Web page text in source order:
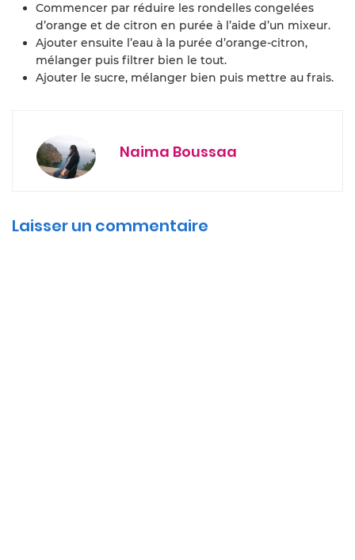
Commencer par réduire les rondelles congelées
d’orange et de citron en purée à l’aide d’un mixeur.
Ajouter ensuite l’eau à la purée d’orange-citron,
mélanger puis filtrer bien le tout.
Ajouter le sucre, mélanger bien puis mettre au frais.
Naima Boussaa
Laisser un commentaire